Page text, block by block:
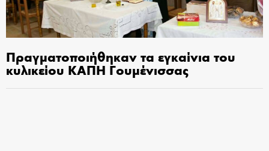
Πραγματοποιήθηκαν τα εγκαίνια του
κυλικείου ΚΑΠΗ Γουμένισσας